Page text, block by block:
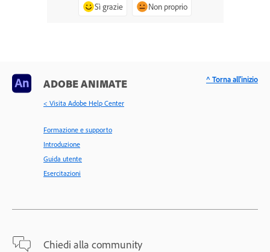
Sì grazie Non proprio
ADOBE ANIMATE
< Visita Adobe Help Center
Formazione e supporto
Introduzione
Guida utente
Esercitazioni
Chiedi alla community
^ Torna all'inizio